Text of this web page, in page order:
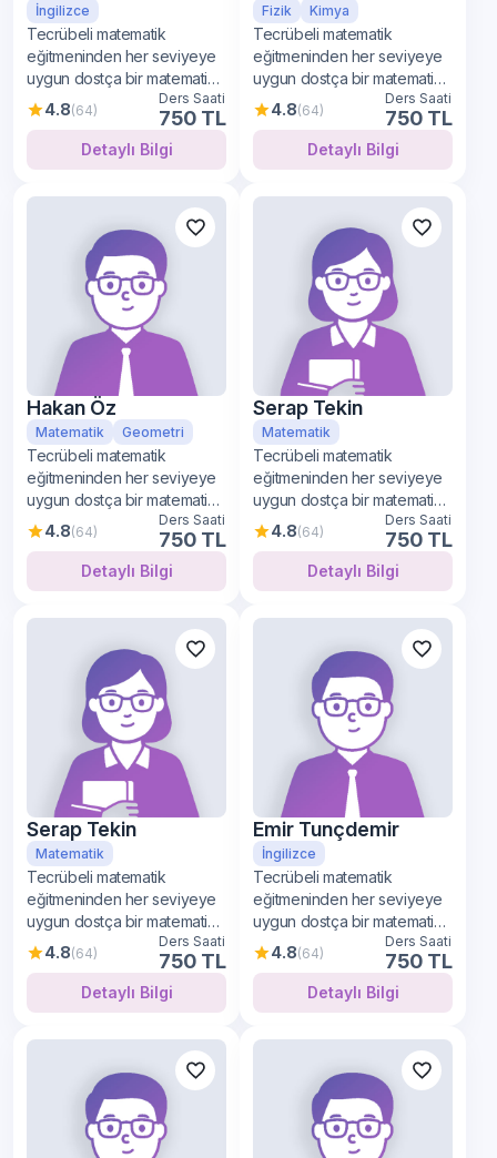
İngilizce
Tecrübeli matematik
eğitmeninden her seviyeye
uygun dostça bir matematik
öğrenimi
4.8(64)
Ders Saati
750 TL
Detaylı Bilgi
Fizik Kimya
Tecrübeli matematik
eğitmeninden her seviyeye
uygun dostça bir matematik
öğrenimi
4.8(64)
Ders Saati
750 TL
Detaylı Bilgi
Hakan Öz
Matematik Geometri
Tecrübeli matematik
eğitmeninden her seviyeye
uygun dostça bir matematik
öğrenimi
4.8(64)
Ders Saati
750 TL
Detaylı Bilgi
Serap Tekin
Matematik
Tecrübeli matematik
eğitmeninden her seviyeye
uygun dostça bir matematik
öğrenimi
4.8(64)
Ders Saati
750 TL
Detaylı Bilgi
Serap Tekin
Matematik
Tecrübeli matematik
eğitmeninden her seviyeye
uygun dostça bir matematik
öğrenimi
4.8(64)
Ders Saati
750 TL
Detaylı Bilgi
Emir Tunçdemir
İngilizce
Tecrübeli matematik
eğitmeninden her seviyeye
uygun dostça bir matematik
öğrenimi
4.8(64)
Ders Saati
750 TL
Detaylı Bilgi